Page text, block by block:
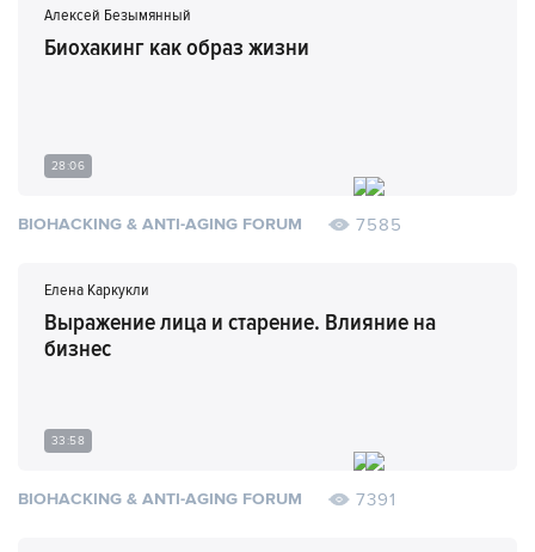
Алексей Безымянный
Биохакинг как образ жизни
28:06
BIOHACKING & ANTI-AGING FORUM 7585
Елена Каркукли
Выражение лица и старение. Влияние на
бизнес
33:58
BIOHACKING & ANTI-AGING FORUM 7391